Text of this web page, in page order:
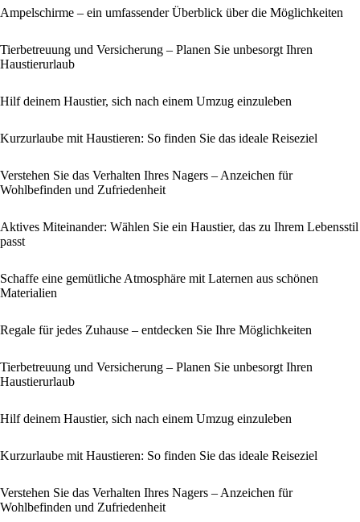
Ampelschirme – ein umfassender Überblick über die Möglichkeiten
Tierbetreuung und Versicherung – Planen Sie unbesorgt Ihren
Haustierurlaub
Hilf deinem Haustier, sich nach einem Umzug einzuleben
Kurzurlaube mit Haustieren: So finden Sie das ideale Reiseziel
Verstehen Sie das Verhalten Ihres Nagers – Anzeichen für
Wohlbefinden und Zufriedenheit
Aktives Miteinander: Wählen Sie ein Haustier, das zu Ihrem Lebensstil
passt
Schaffe eine gemütliche Atmosphäre mit Laternen aus schönen
Materialien
Regale für jedes Zuhause – entdecken Sie Ihre Möglichkeiten
Tierbetreuung und Versicherung – Planen Sie unbesorgt Ihren
Haustierurlaub
Hilf deinem Haustier, sich nach einem Umzug einzuleben
Kurzurlaube mit Haustieren: So finden Sie das ideale Reiseziel
Verstehen Sie das Verhalten Ihres Nagers – Anzeichen für
Wohlbefinden und Zufriedenheit